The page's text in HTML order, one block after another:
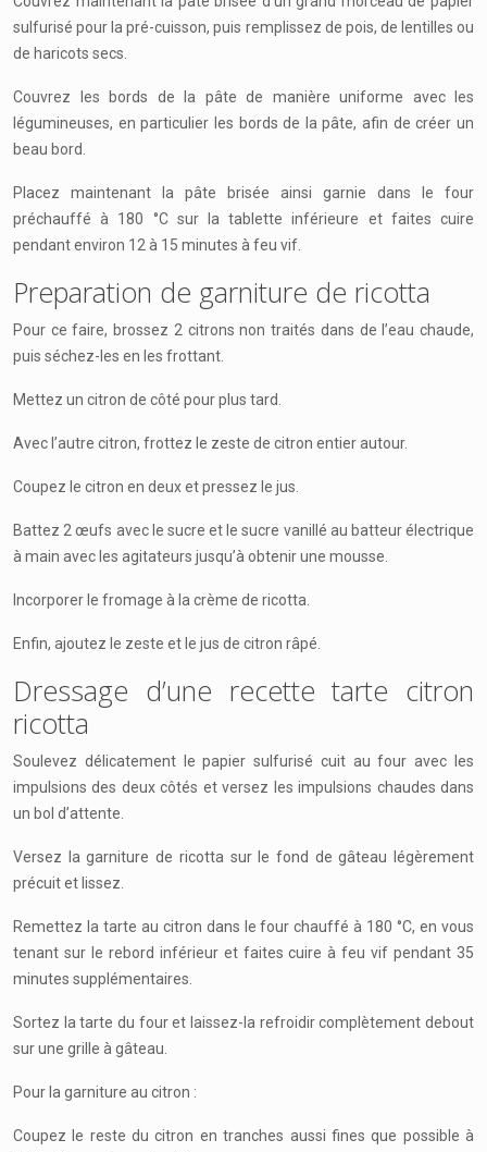
sulfurisé pour la pré-cuisson, puis remplissez de pois, de lentilles ou
de haricots secs.
Couvrez les bords de la pâte de manière uniforme avec les
légumineuses, en particulier les bords de la pâte, afin de créer un
beau bord.
Placez maintenant la pâte brisée ainsi garnie dans le four
préchauffé à 180 °C sur la tablette inférieure et faites cuire
pendant environ 12 à 15 minutes à feu vif.
Preparation de garniture de ricotta
Pour ce faire, brossez 2 citrons non traités dans de l’eau chaude,
puis séchez-les en les frottant.
Mettez un citron de côté pour plus tard.
Avec l’autre citron, frottez le zeste de citron entier autour.
Coupez le citron en deux et pressez le jus.
Battez 2 œufs avec le sucre et le sucre vanillé au batteur électrique
à main avec les agitateurs jusqu’à obtenir une mousse.
Incorporer le fromage à la crème de ricotta.
Enfin, ajoutez le zeste et le jus de citron râpé.
Dressage d’une recette tarte citron
ricotta
Soulevez délicatement le papier sulfurisé cuit au four avec les
impulsions des deux côtés et versez les impulsions chaudes dans
un bol d’attente.
Versez la garniture de ricotta sur le fond de gâteau légèrement
précuit et lissez.
Remettez la tarte au citron dans le four chauffé à 180 °C, en vous
tenant sur le rebord inférieur et faites cuire à feu vif pendant 35
minutes supplémentaires.
Sortez la tarte du four et laissez-la refroidir complètement debout
sur une grille à gâteau.
Pour la garniture au citron :
Coupez le reste du citron en tranches aussi fines que possible à